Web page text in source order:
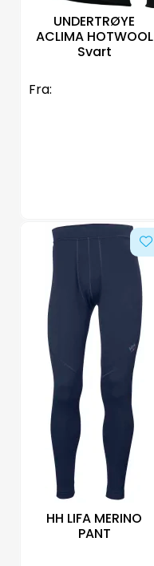
UNDERTRØYE
ACLIMA HOTWOOL
Svart
Fra:
HH LIFA MERINO
PANT